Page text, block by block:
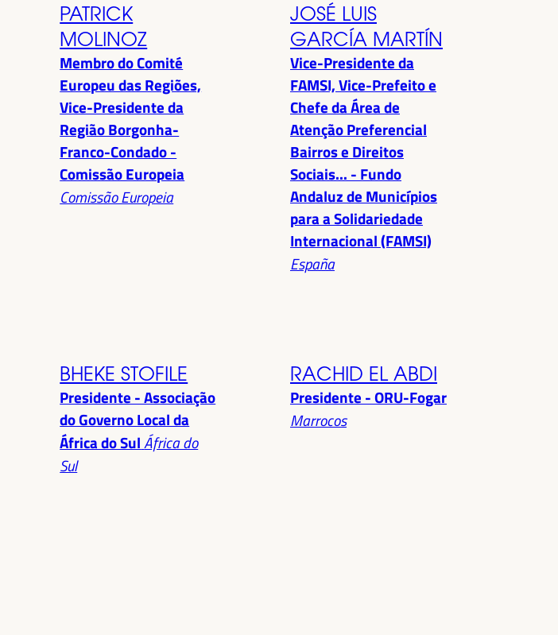
PATRICK
MOLINOZ
Membro do Comité
Europeu das Regiões,
Vice-Presidente da
Região Borgonha-
Franco-Condado -
Comissão Europeia
Comissão Europeia
JOSÉ LUIS
GARCÍA MARTÍN
Vice-Presidente da
FAMSI, Vice-Prefeito e
Chefe da Área de
Atenção Preferencial
Bairros e Direitos
Sociais... - Fundo
Andaluz de Municípios
para a Solidariedade
Internacional (FAMSI)
España
BHEKE STOFILE
Presidente - Associação
do Governo Local da
África do Sul África do
Sul
RACHID EL ABDI
Presidente - ORU-Fogar
Marrocos